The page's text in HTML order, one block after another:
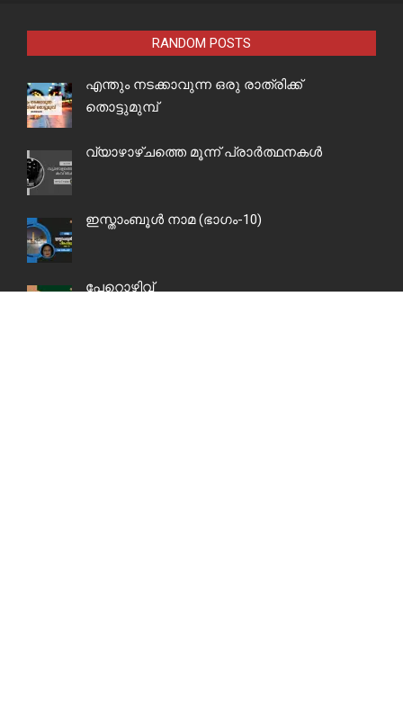
RANDOM POSTS
എന്തും നടക്കാവുന്ന ഒരു രാത്രിക്ക്
തൊട്ടുമുമ്പ്
വ്യാഴാഴ്ചത്തെ മൂന്ന് പ്രാർത്ഥനകൾ
ഇസ്താംബൂൾ നാമ (ഭാഗം-10)
പേറൊഴിവ്